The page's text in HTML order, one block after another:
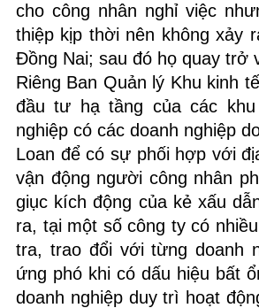
cho công nhân nghỉ việc
thiệp kịp thời nên không xảy
Đồng Nai; sau đó họ quay trở
Riêng Ban Quản lý Khu kinh
đầu tư hạ tầng của các
nghiệp có các doanh nghiệp
Loan để có sự phối hợp với
vận động người công nhân
giục kích động của kẻ xấu
ra, tại một số công ty có
tra, trao đổi với từng doanh
ứng phó khi có dấu hiệu bất
doanh nghiệp duy trì hoạt